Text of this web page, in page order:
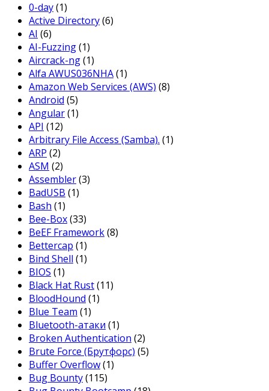
0-day(1)
Active Directory(6)
AI (6)
AI-Fuzzing(1)
Aircrack-ng(1)
Alfa AWUS036NHA(1)
Amazon Web Services (AWS) (8)
Android (5)
Angular(1)
API (12)
Arbitrary File Access (Samba). (1)
ARP (2)
ASM (2)
Assembler(3)
BadUSB (1)
Bash (1)
Bee-Box(33)
BeEF Framework(8)
Bettercap (1)
Bind Shell (1)
BIOS (1)
Black Hat Rust(11)
BloodHound (1)
Blue Team (1)
Bluetooth-атаки (1)
Broken Authentication (2)
Brute Force (Брутфорс) (5)
Buffer Overflow(1)
Bug Bounty(115)